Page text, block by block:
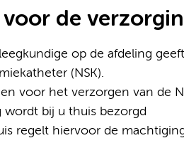
de
op de afdeling
(NSK).
voor het verzorgen van de
wordt bij u thuis bezorgd
regelt hiervoor de